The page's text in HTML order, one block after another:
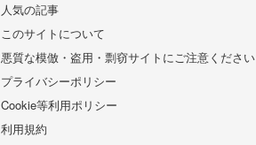
人気の記事
このサイトについて
悪質な模倣・盗用・剽窃サイトにご注意ください
プライバシーポリシー
Cookie等利用ポリシー
利用規約